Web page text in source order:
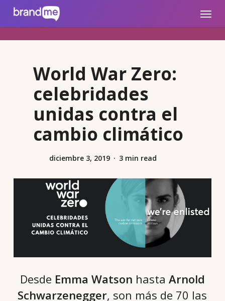
brandme.la Menu
World War Zero:
celebridades
unidas contra el
cambio climático
diciembre 3, 2019 3 min read
Desde Emma Watson hasta Arnold
Schwarzenegger, son más de 70 las